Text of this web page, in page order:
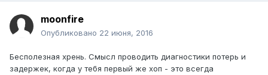
moonfire
Опубликовано 22 июня, 2016
Бесполезная хрень. Смысл проводить диагностики потерь и
задержек, когда у тебя первый же хоп - это всегда